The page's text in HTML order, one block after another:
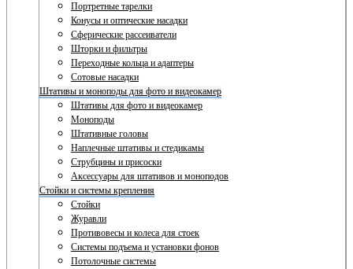
Портретные тарелки
Конусы и оптические насадки
Сферические рассеиватели
Шторки и фильтры
Переходные кольца и адаптеры
Сотовые насадки
Штативы и моноподы для фото и видеокамер
Штативы для фото и видеокамер
Моноподы
Штативные головы
Наплечные штативы и стедикамы
Струбцины и присоски
Аксессуары для штативов и моноподов
Стойки и системы крепления
Стойки
Журавли
Противовесы и колеса для стоек
Системы подъема и установки фонов
Потолочные системы